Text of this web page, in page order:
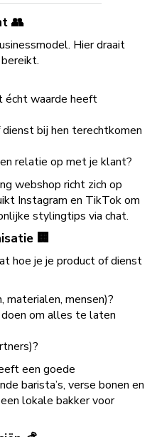
👥
Hier draait
écht waarde heeft
bij hen terechtkomen
relatie op met je klant?
webshop richt zich op
Instagram en TikTok om
stylingtips via chat.
🏢
hoe je je product of dienst
materialen, mensen)?
om alles te laten
een goede
barista’s, verse bonen en
lokale bakker voor